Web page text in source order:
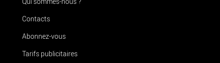
Contacts
Abonnez-vous
Tarifs publicitaires